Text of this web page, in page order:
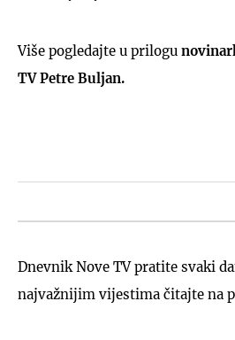
Više pogledajte u prilogu
TV Petre Buljan.
Dnevnik Nove TV pratite svaki
najvažnijim vijestima čitajte na